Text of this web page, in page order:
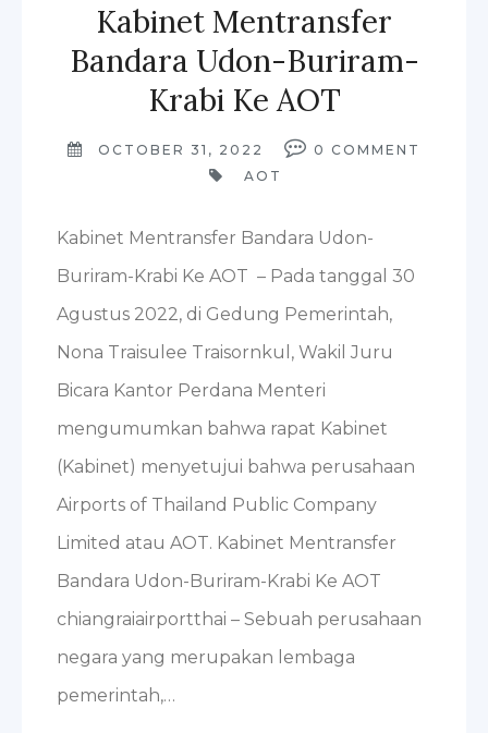
Kabinet Mentransfer
Bandara Udon-Buriram-
Krabi Ke AOT
OCTOBER 31, 2022 0 COMMENT
AOT
Kabinet Mentransfer Bandara Udon-
Buriram-Krabi Ke AOT – Pada tanggal 30
Agustus 2022, di Gedung Pemerintah,
Nona Traisulee Traisornkul, Wakil Juru
Bicara Kantor Perdana Menteri
mengumumkan bahwa rapat Kabinet
(Kabinet) menyetujui bahwa perusahaan
Airports of Thailand Public Company
Limited atau AOT. Kabinet Mentransfer
Bandara Udon-Buriram-Krabi Ke AOT
chiangraiairportthai – Sebuah perusahaan
negara yang merupakan lembaga
pemerintah,…